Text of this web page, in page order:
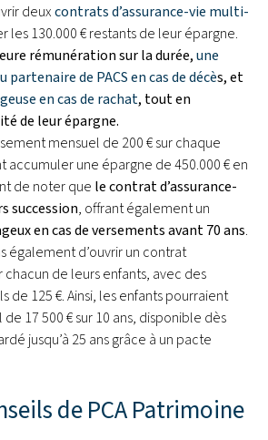
deuxcontrats d’assurance-vie multi-
les 130.000 € restants de leur épargne.
rémunération sur la durée,une
de PACS en cas de décès, et
en cas de rachat, tout en
de leur épargne.
mensuel de 200 € sur chaque
accumuler une épargne de 450.000 € en
de noter que le contrat d’assurance-
succession, offrant également un
en cas de versements avant 70 ans.
également d’ouvrir un contrat
chacun de leurs enfants, avec des
de 125 €. Ainsi, les enfants pourraient
17 500 € sur 10 ans, disponible dès
jusqu’à 25 ans grâce à un pacte
de PCA Patrimoine